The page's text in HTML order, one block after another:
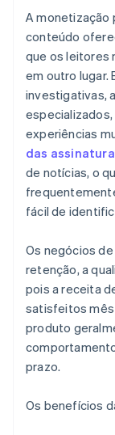
A monetização
conteúdo
que os leitores
em outro lugar.
investigativas,
experiências
das
de notícias, o
fácil de
Os negócios
retenção, a
pois a receita
satisfeitos mês
produto
prazo.
Os benefícios